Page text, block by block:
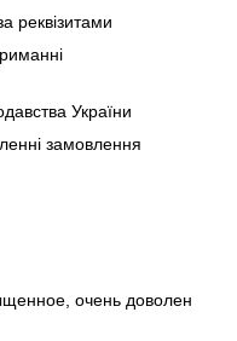
реквізитами
України
замовлення
очень доволен